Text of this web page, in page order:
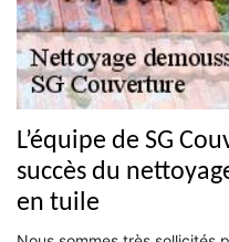
L’équipe de SG
succès du
en tuile